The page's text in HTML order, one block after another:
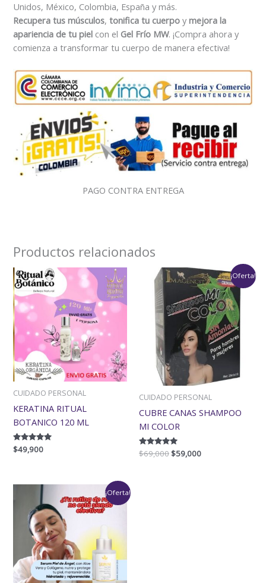
Unidos, México, Colombia, España y más.
Recupera tus músculos,tonifica tu cuerpo ymejora la
apariencia de tu piel con el Gel Frío MW. ¡Compra ahora y
comienza a transformar tu cuerpo de manera efectiva!
PAGO CONTRA ENTREGA
Productos relacionados
CUIDADO PERSONAL
KERATINA RITUAL
BOTANICO 120 ML
Valorado
con
$49,900
¡Oferta!
CUIDADO PERSONAL
CUBRE CANAS SHAMPOO
MI COLOR
Valorado
con
$69,000
precio
era:
$69,000.
$59,000
El
precio
actual
es:
$59,000.
¡Oferta!
Rango
de
precios:
$79,900
hasta
$159,800